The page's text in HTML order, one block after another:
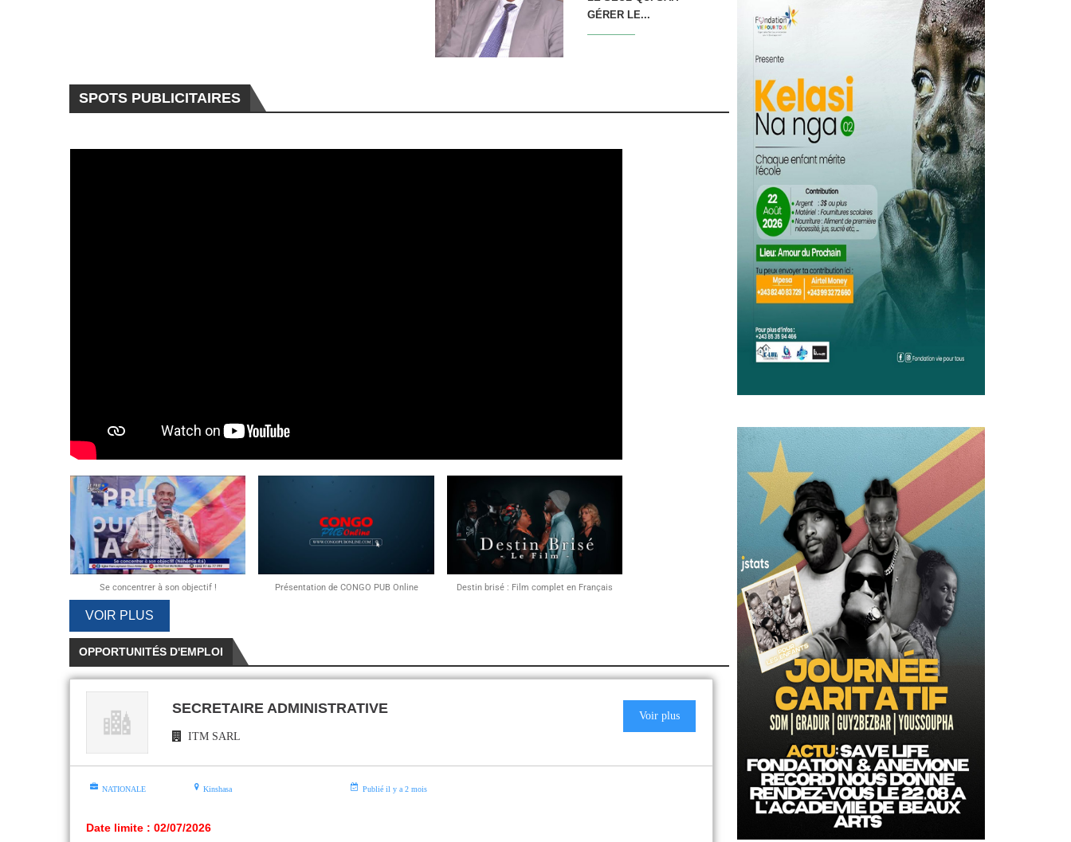
GÉRER LE...
SPOTS PUBLICITAIRES
Se concentrer à son objectif ! Présentation de CONGO PUB Online Destin brisé : Film complet en Français
VOIR PLUS
OPPORTUNITÉS D'EMPLOI
SECRETAIRE ADMINISTRATIVE
ITM SARL
Voir plus
NATIONALE Kinshasa Publié il y a 2 mois
Date limite : 02/07/2026